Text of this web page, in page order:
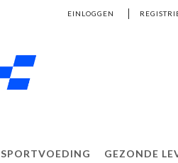
EINLOGGEN
SPORTVOEDING GEZONDE